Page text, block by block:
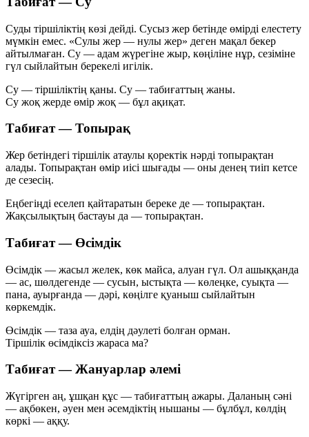
Суды тіршіліктің көзі дейді. Сусыз жер бетінде өмірді елестету
мүмкін емес. «Сулы жер — нулы жер» деген мақал бекер
айтылмаған. Су — адам жүрегіне жыр, көңіліне нұр, сезіміне
гүл сыйлайтын берекелі игілік.
Су — тіршіліктің қаны. Су — табиғаттың жаны.
Су жоқ жерде өмір жоқ — бұл ақиқат.
Табиғат — Топырақ
Жер бетіндегі тіршілік атаулы қоректік нәрді топырақтан
алады. Топырақтан өмір иісі шығады — оны денең тиіп кетсе
де сезесің.
Еңбегіңді еселеп қайтаратын береке де — топырақтан.
Жақсылықтың бастауы да — топырақтан.
Табиғат — Өсімдік
Өсімдік — жасыл желек, көк майса, алуан гүл. Ол ашыққанда
— ас, шөлдегенде — сусын, ыстықта — көлеңке, суықта —
пана, ауырғанда — дәрі, көңілге қуаныш сыйлайтын
көркемдік.
Өсімдік — таза ауа, елдің дәулеті болған орман.
Тіршілік өсімдіксіз жараса ма?
Табиғат — Жануарлар әлемі
Жүгірген аң, ұшқан құс — табиғаттың ажары. Даланың сәні
— ақбөкен, әуен мен әсемдіктің нышаны — бұлбұл, көлдің
көркі — аққу.